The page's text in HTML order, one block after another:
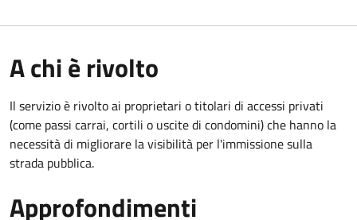
A chi è rivolto
Il servizio è rivolto ai proprietari o titolari di accessi privati
(come passi carrai, cortili o uscite di condomini) che hanno la
necessità di migliorare la visibilità per l'immissione sulla
strada pubblica.
Approfondimenti